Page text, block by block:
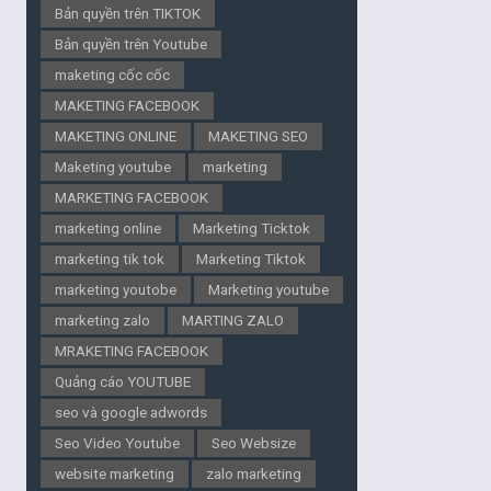
Bản quyền trên TIKTOK
Bản quyền trên Youtube
maketing cốc cốc
MAKETING FACEBOOK
MAKETING ONLINE
MAKETING SEO
Maketing youtube
marketing
MARKETING FACEBOOK
marketing online
Marketing Ticktok
marketing tik tok
Marketing Tiktok
marketing youtobe
Marketing youtube
marketing zalo
MARTING ZALO
MRAKETING FACEBOOK
Quảng cáo YOUTUBE
seo và google adwords
Seo Video Youtube
Seo Websize
website marketing
zalo marketing